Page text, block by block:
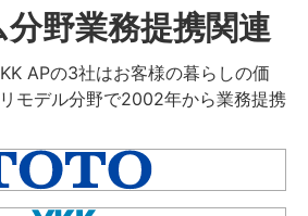
分野業務提携関連
APの3社はお客様の暮らしの価
モデル分野で2002年から業務提携